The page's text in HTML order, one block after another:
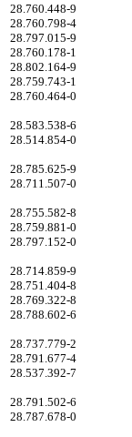
28.760.448-9
28.760.798-4
28.797.015-9
28.760.178-1
28.802.164-9
28.759.743-1
28.760.464-0
28.583.538-6
28.514.854-0
28.785.625-9
28.711.507-0
28.755.582-8
28.759.881-0
28.797.152-0
28.714.859-9
28.751.404-8
28.769.322-8
28.788.602-6
28.737.779-2
28.791.677-4
28.537.392-7
28.791.502-6
28.787.678-0